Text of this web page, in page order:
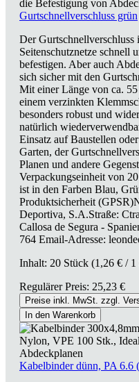
Gurtschnellverschluss grün
Der Gurtschnellverschluss
Seitenschutznetze schnell
befestigen. Aber auch
sich sicher mit den
Mit einer Länge von ca.
einem verzinkten
besonders robust und
natürlich
Einsatz auf Baustellen
Garten, der
Planen und andere
Verpackungseinheit von
ist in den Farben Blau,
Produktsicherheit
Deportiva, S.A.Straße:
Callosa de Segura -
764 Email-Adresse:
Inhalt: 20 Stück (1,26 € / 1
Regulärer Preis: 25,23 €
Preise inkl. MwSt. zzgl.
In den Warenkorb
Kabelbinder dünn, PA 6.6